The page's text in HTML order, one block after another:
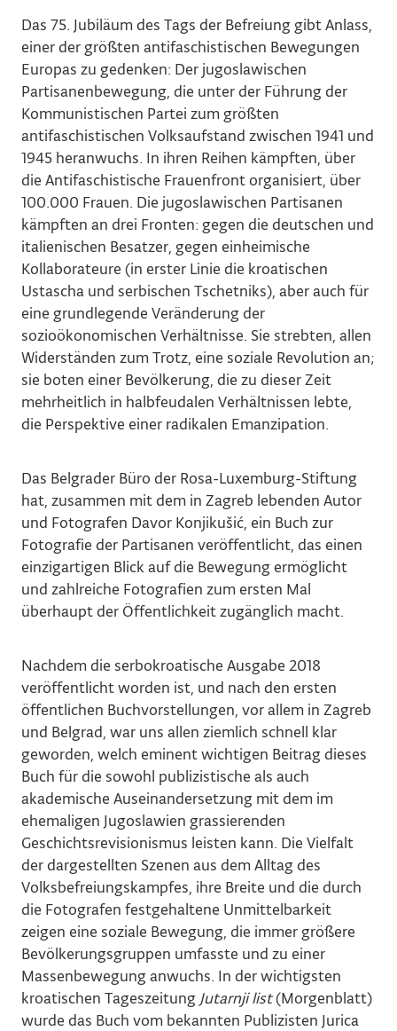
Das 75. Jubiläum des Tags der Befreiung gibt Anlass,
einer der größten antifaschistischen Bewegungen
Europas zu gedenken: Der jugoslawischen
Partisanenbewegung, die unter der Führung der
Kommunistischen Partei zum größten
antifaschistischen Volksaufstand zwischen 1941 und
1945 heranwuchs. In ihren Reihen kämpften, über
die Antifaschistische Frauenfront organisiert, über
100.000 Frauen. Die jugoslawischen Partisanen
kämpften an drei Fronten: gegen die deutschen und
italienischen Besatzer, gegen einheimische
Kollaborateure (in erster Linie die kroatischen
Ustascha und serbischen Tschetniks), aber auch für
eine grundlegende Veränderung der
sozioökonomischen Verhältnisse. Sie strebten, allen
Widerständen zum Trotz, eine soziale Revolution an;
sie boten einer Bevölkerung, die zu dieser Zeit
mehrheitlich in halbfeudalen Verhältnissen lebte,
die Perspektive einer radikalen Emanzipation.
Das Belgrader Büro der Rosa-Luxemburg-Stiftung
hat, zusammen mit dem in Zagreb lebenden Autor
und Fotografen Davor Konjikušić, ein Buch zur
Fotografie der Partisanen veröffentlicht, das einen
einzigartigen Blick auf die Bewegung ermöglicht
und zahlreiche Fotografien zum ersten Mal
überhaupt der Öffentlichkeit zugänglich macht.
Nachdem die serbokroatische Ausgabe 2018
veröffentlicht worden ist, und nach den ersten
öffentlichen Buchvorstellungen, vor allem in Zagreb
und Belgrad, war uns allen ziemlich schnell klar
geworden, welch eminent wichtigen Beitrag dieses
Buch für die sowohl publizistische als auch
akademische Auseinandersetzung mit dem im
ehemaligen Jugoslawien grassierenden
Geschichtsrevisionismus leisten kann. Die Vielfalt
der dargestellten Szenen aus dem Alltag des
Volksbefreiungskampfes, ihre Breite und die durch
die Fotografen festgehaltene Unmittelbarkeit
zeigen eine soziale Bewegung, die immer größere
Bevölkerungsgruppen umfasste und zu einer
Massenbewegung anwuchs. In der wichtigsten
kroatischen Tageszeitung Jutarnji list(Morgenblatt)
wurde das Buch vom bekannten Publizisten Jurica